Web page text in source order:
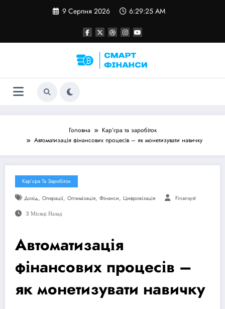
9 Серпня 2026 6:29:25 AM
Головна
Кар’єра та заробіток
Автоматизація фінансових процесів – як монетизувати навичку
Кар’єра Та Заробіток
Дохід, Операції, Оптимізація, Фінанси, Цифровізація Finansyst
3 Місяці Назад
Автоматизація
фінансових процесів –
як монетизувати навичку